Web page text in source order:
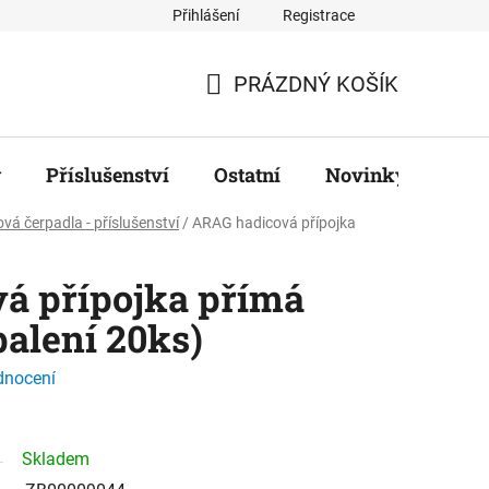
Přihlášení Registrace
KOŠÍK
PRÁZDNÝ KOŠÍK
Příslušenství Ostatní Novinky
čerpadla - příslušenství / ARAG hadicová přípojka
přípojka přímá
20ks)
Skladem